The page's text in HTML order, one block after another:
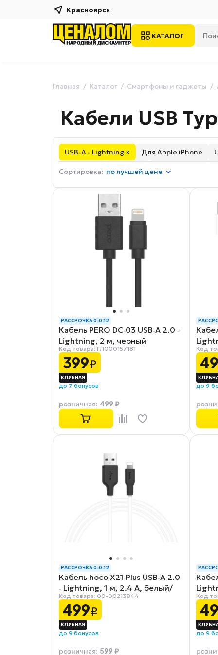
Красноярск
КАТАЛОГ
Главная Каталог Смартфоны и гаджеты
Кабели USB
USB-A - Lightning × Для Apple iPhone
micro USB
Lightning USB-A - micro USB
Нейлоновые
Силиконовые Плоские
Сортировка: получшей цене
РАССРОЧКА 0-0-12
Кабель PERO DC‑03 USB‑A 2.0 ‑
Lightning, 2 м, черный
Код товара: ГЛ000157181
399₽
до 7 бонусов
розничная: 499 ₽
Код
до 9
РАССРОЧКА 0-0-12
Кабель hoco X21 Plus USB‑A 2.0
‑ Lightning, 1 м, 2.4 А, белый/
черный
Код товара: 00-00213844
499₽
до 9 бонусов
розничная: 599 ₽
Код
до 9